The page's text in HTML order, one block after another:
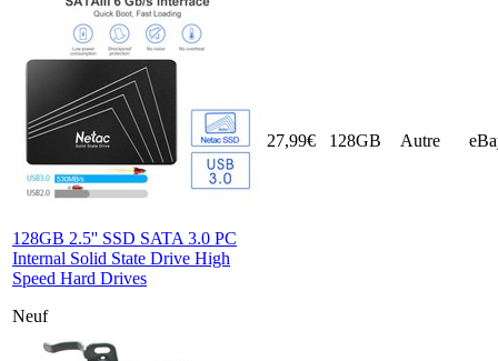
128GB 2.5'' SSD SATA 3.0 PC
Internal Solid State Drive High
Speed Hard Drives
Neuf
27,99€ 128GB Autre